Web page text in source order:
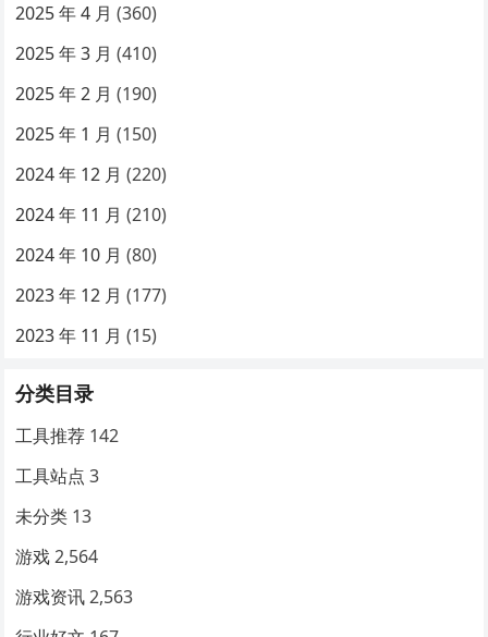
2025 年 4 月 (360)
2025 年 3 月 (410)
2025 年 2 月 (190)
2025 年 1 月 (150)
2024 年 12 月 (220)
2024 年 11 月 (210)
2024 年 10 月 (80)
2023 年 12 月 (177)
2023 年 11 月 (15)
分类目录
工具推荐 142
工具站点 3
未分类 13
游戏 2,564
游戏资讯 2,563